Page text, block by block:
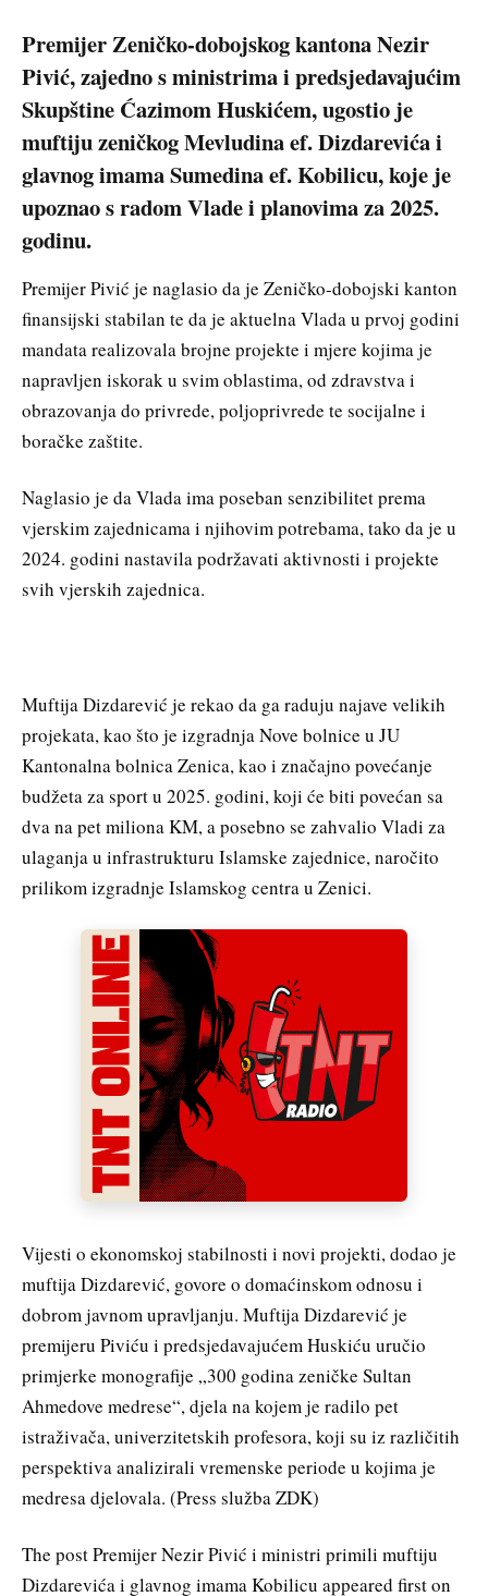
Premijer Zeničko-dobojskog kantona Nezir
Pivić, zajedno s ministrima i predsjedavajućim
Skupštine Ćazimom Huskićem, ugostio je
muftiju zeničkog Mevludina ef. Dizdarevića i
glavnog imama Sumedina ef. Kobilicu, koje je
upoznao s radom Vlade i planovima za 2025.
godinu.
Premijer Pivić je naglasio da je Zeničko-dobojski kanton
finansijski stabilan te da je aktuelna Vlada u prvoj godini
mandata realizovala brojne projekte i mjere kojima je
napravljen iskorak u svim oblastima, od zdravstva i
obrazovanja do privrede, poljoprivrede te socijalne i
boračke zaštite.
Naglasio je da Vlada ima poseban senzibilitet prema
vjerskim zajednicama i njihovim potrebama, tako da je u
2024. godini nastavila podržavati aktivnosti i projekte
svih vjerskih zajednica.
Muftija Dizdarević je rekao da ga raduju najave velikih
projekata, kao što je izgradnja Nove bolnice u JU
Kantonalna bolnica Zenica, kao i značajno povećanje
budžeta za sport u 2025. godini, koji će biti povećan sa
dva na pet miliona KM, a posebno se zahvalio Vladi za
ulaganja u infrastrukturu Islamske zajednice, naročito
prilikom izgradnje Islamskog centra u Zenici.
Vijesti o ekonomskoj stabilnosti i novi projekti, dodao je
muftija Dizdarević, govore o domaćinskom odnosu i
dobrom javnom upravljanju. Muftija Dizdarević je
premijeru Piviću i predsjedavajućem Huskiću uručio
primjerke monografije „300 godina zeničke Sultan
Ahmedove medrese“, djela na kojem je radilo pet
istraživača, univerzitetskih profesora, koji su iz različitih
perspektiva analizirali vremenske periode u kojima je
medresa djelovala. (Press služba ZDK)
The post Premijer Nezir Pivić i ministri primili muftiju
Dizdarevića i glavnog imama Kobilicu appeared first on